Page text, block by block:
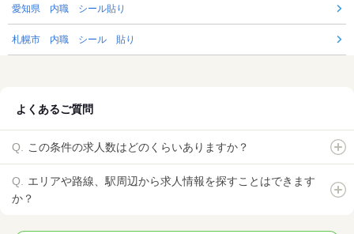
愛知県 内職 シール貼り
札幌市 内職 シール 貼り
よくあるご質問
この条件の求人数はどのくらいありますか？
エリアや路線、駅周辺から求人情報を探すことはできます
か？